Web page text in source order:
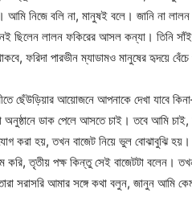
আমি নিজে বলি না, মানুষই বলে। জানি না লালন
ছিলেন লালন ফকিরের আসল কন্যা। তিনি
ফরিদা পারভীন ম্যাডামও মানুষের হৃদয়ে
ছেঁউড়িয়ার আয়োজনে আপনাকে দেখা যাবে
ডাক পেলে আসতে চাই। তবে আমি
করা হয়, তখন বাজেট নিয়ে ভুল বোঝাবুঝি হয়।
করি, তৃতীয় পক্ষ কিন্তু সেই বাজেটটা বলেন।
সরাসরি আমার সঙ্গে কথা বলুন, জানুন আমি